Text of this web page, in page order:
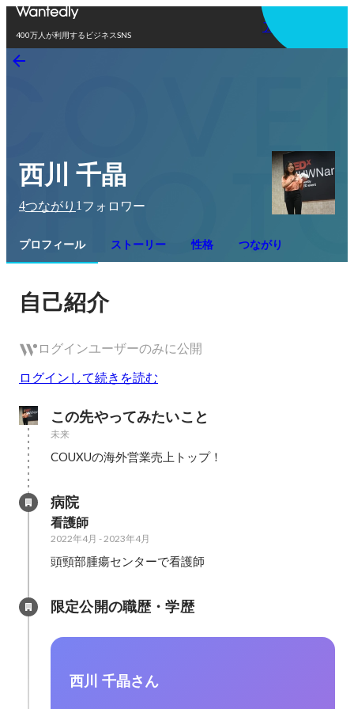
400万人が利用するビジネスSNS
アプリを使う
西川 千晶
4つながり 1 フォロワー
プロフィール ストーリー 性格 つながり
自己紹介
ログインユーザーのみに公開
ログインして続きを読む
この先やってみたいこと
未来
COUXUの海外営業売上トップ！
病院
看護師
2022年4月 -2023年4月
頭頸部腫瘍センターで看護師
限定公開の職歴・学歴
西川 千晶さん